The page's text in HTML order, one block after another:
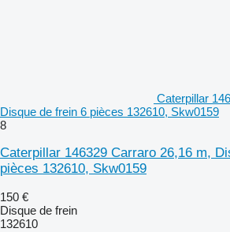
Caterpillar
Disque de frein 6 pièces 132610, Skw0159
8
Caterpillar 146329 Carraro 26,16 m,
pièces 132610, Skw0159
150 €
Disque de frein
132610